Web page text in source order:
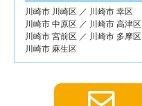
川崎市 川崎区 ／ 川崎市 幸区
川崎市 中原区 ／ 川崎市 高津区
川崎市 宮前区 ／ 川崎市 多摩区
川崎市 麻生区